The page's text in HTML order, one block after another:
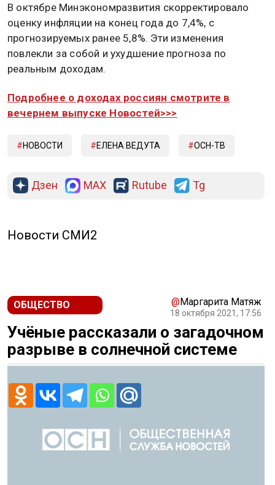
В октябре Минэкономразвития скорректировало
оценку инфляции на конец года до 7,4%, с
прогнозируемых ранее 5,8%. Эти изменения
повлекли за собой и ухудшение прогноза по
реальным доходам.
Подробнее о доходах россиян смотрите в
вечернем выпуске Новостей>>>
НОВОСТИ ЕЛЕНА ВЕДУТА ОСН-ТВ
Дзен MAX Rutube Tg
Новости СМИ2
ОБЩЕСТВО @Маргарита Матяж
18 октября 2021, 17:56
Учёные рассказали о загадочном
разрыве в солнечной системе